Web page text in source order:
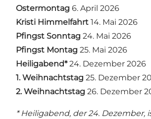
Ostermontag 6. April 2026
Kristi Himmelfahrt 14. Mai 2026
Pfingst Sonntag 24. Mai 2026
Pfingst Montag 25. Mai 2026
Heiligabend*24. Dezember 2026
1. Weihnachtstag 25. Dezember
2. Weihnachtstag 26. Dezember
* Heiligabend, der 24.